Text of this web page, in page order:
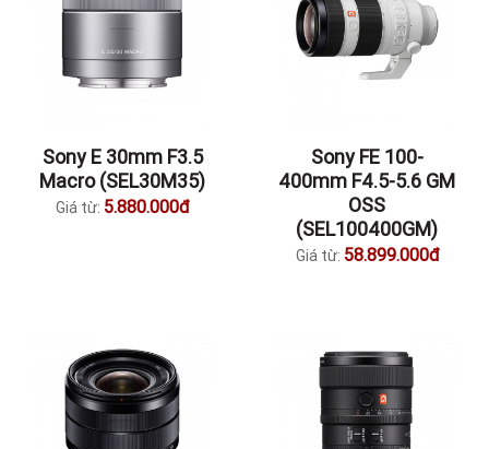
Sony E 30mm F3.5
Macro (SEL30M35)
Giá từ: 5.880.000đ
Sony FE 100-
400mm F4.5-5.6 GM
OSS
(SEL100400GM)
Giá từ: 58.899.000đ